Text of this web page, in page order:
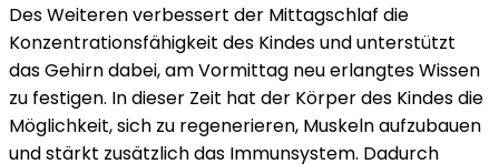
Des Weiteren verbessert der Mittagschlaf die
Konzentrationsfähigkeit des Kindes und unterstützt
das Gehirn dabei, am Vormittag neu erlangtes Wissen
zu festigen. In dieser Zeit hat der Körper des Kindes die
Möglichkeit, sich zu regenerieren, Muskeln aufzubauen
und stärkt zusätzlich das Immunsystem. Dadurch